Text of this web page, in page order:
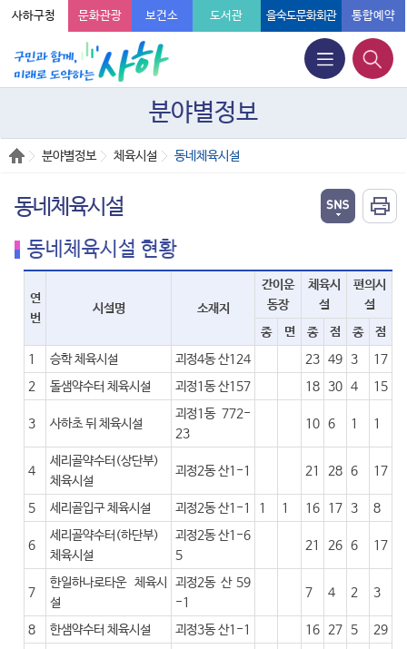
사하구청 문화관광 보건소 도서관 을숙도문화회관 통합예약
분야별정보
분야별정보 체육시설 동네체육시설
동네체육시설
동네체육시설 현황
연
번
시설명 소재지
간이운
동장
체육시
설
편의시
설
종
면 종 점 종
점
1
승학 체육시설 괴정4동 산124 23 49 3
17
2
돌샘약수터 체육시설 괴정1동 산157 18 30 4 15
3 사하초 뒤 체육시설
괴정1동 772-
23
10 6 1 1
4
세리골약수터(상단부)
체육시설
괴정2동 산1-1 21 28 6 17
5 세리골입구 체육시설 괴정2동 산1-1 1 1 16 17 3 8
6
세리골약수터(하단부)
체육시설
괴정2동 산1-6
5
21 26 6 17
7
한일하나로타운 체육시
설
괴정2동 산 59
-1
7 4 2 3
8 한샘약수터 체육시설 괴정3동 산1-1 16 27 5 29